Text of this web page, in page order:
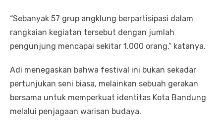
“Sebanyak 57 grup angklung berpartisipasi dalam
rangkaian kegiatan tersebut dengan jumlah
pengunjung mencapai sekitar 1.000 orang,” katanya.
Adi menegaskan bahwa festival ini bukan sekadar
pertunjukan seni biasa, melainkan sebuah gerakan
bersama untuk memperkuat identitas Kota Bandung
melalui penjagaan warisan budaya.